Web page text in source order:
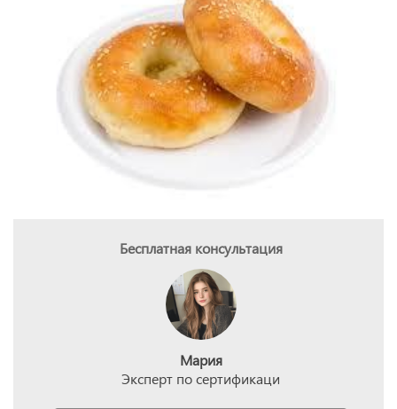
Бесплатная консультация
Мария
Эксперт по сертификаци